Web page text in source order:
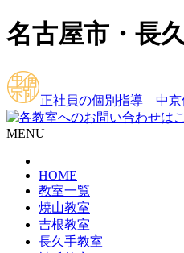
名古屋市・長
正社員の個別指導 中京
MENU
HOME
教室一覧
焼山教室
吉根教室
長久手教室